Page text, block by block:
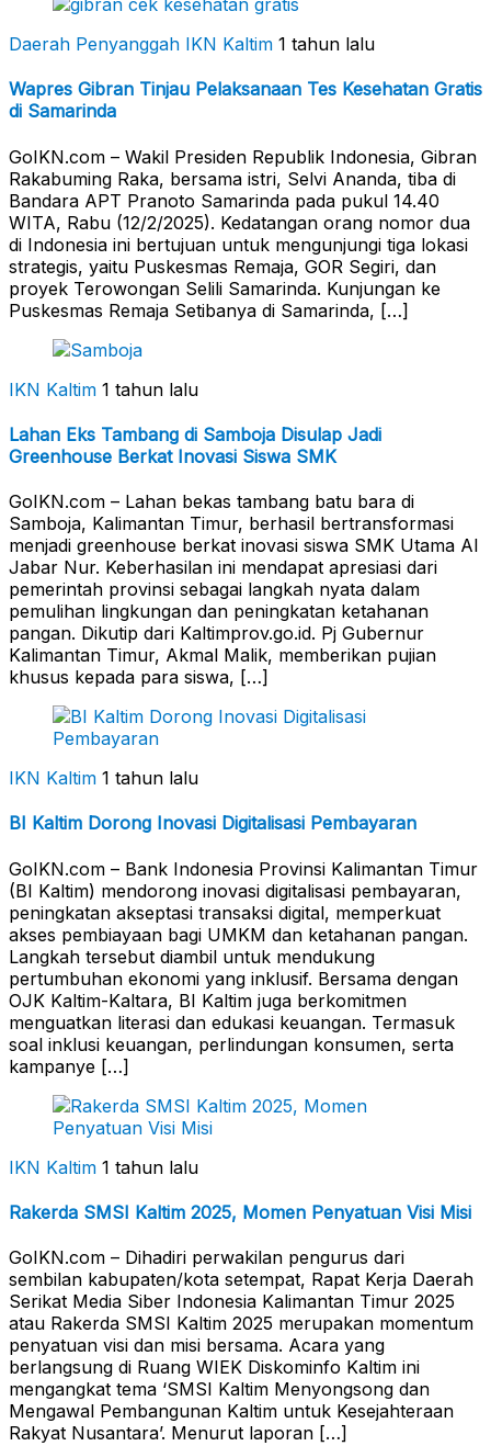
Daerah Penyanggah IKN Kaltim 1 tahun lalu
Wapres Gibran Tinjau Pelaksanaan Tes Kesehatan Gratis
di Samarinda
GoIKN.com – Wakil Presiden Republik Indonesia, Gibran
Rakabuming Raka, bersama istri, Selvi Ananda, tiba di
Bandara APT Pranoto Samarinda pada pukul 14.40
WITA, Rabu (12/2/2025). Kedatangan orang nomor dua
di Indonesia ini bertujuan untuk mengunjungi tiga lokasi
strategis, yaitu Puskesmas Remaja, GOR Segiri, dan
proyek Terowongan Selili Samarinda. Kunjungan ke
Puskesmas Remaja Setibanya di Samarinda, […]
IKN Kaltim 1 tahun lalu
Lahan Eks Tambang di Samboja Disulap Jadi
Greenhouse Berkat Inovasi Siswa SMK
GoIKN.com – Lahan bekas tambang batu bara di
Samboja, Kalimantan Timur, berhasil bertransformasi
menjadi greenhouse berkat inovasi siswa SMK Utama Al
Jabar Nur. Keberhasilan ini mendapat apresiasi dari
pemerintah provinsi sebagai langkah nyata dalam
pemulihan lingkungan dan peningkatan ketahanan
pangan. Dikutip dari Kaltimprov.go.id. Pj Gubernur
Kalimantan Timur, Akmal Malik, memberikan pujian
khusus kepada para siswa, […]
IKN Kaltim 1 tahun lalu
BI Kaltim Dorong Inovasi Digitalisasi Pembayaran
GoIKN.com – Bank Indonesia Provinsi Kalimantan Timur
(BI Kaltim) mendorong inovasi digitalisasi pembayaran,
peningkatan akseptasi transaksi digital, memperkuat
akses pembiayaan bagi UMKM dan ketahanan pangan.
Langkah tersebut diambil untuk mendukung
pertumbuhan ekonomi yang inklusif. Bersama dengan
OJK Kaltim-Kaltara, BI Kaltim juga berkomitmen
menguatkan literasi dan edukasi keuangan. Termasuk
soal inklusi keuangan, perlindungan konsumen, serta
kampanye […]
IKN Kaltim 1 tahun lalu
Rakerda SMSI Kaltim 2025, Momen Penyatuan Visi Misi
GoIKN.com – Dihadiri perwakilan pengurus dari
sembilan kabupaten/kota setempat, Rapat Kerja Daerah
Serikat Media Siber Indonesia Kalimantan Timur 2025
atau Rakerda SMSI Kaltim 2025 merupakan momentum
penyatuan visi dan misi bersama. Acara yang
berlangsung di Ruang WIEK Diskominfo Kaltim ini
mengangkat tema ‘SMSI Kaltim Menyongsong dan
Mengawal Pembangunan Kaltim untuk Kesejahteraan
Rakyat Nusantara’. Menurut laporan […]